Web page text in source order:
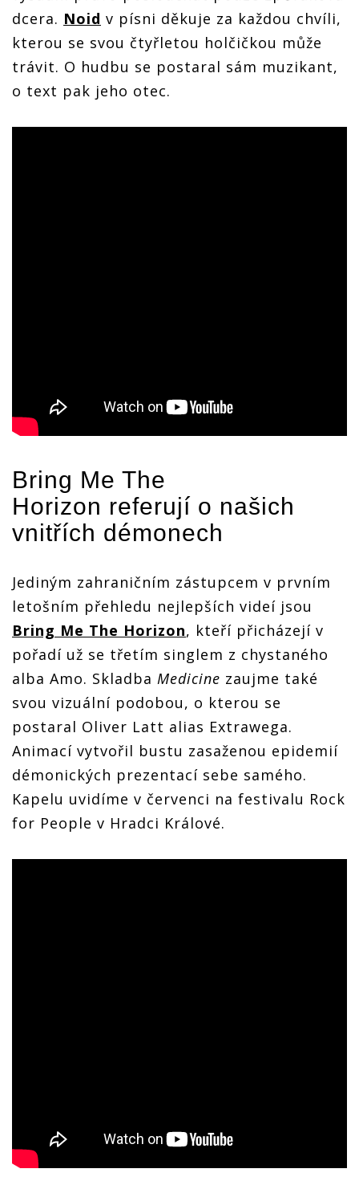
dcera. Noid v písni děkuje za každou chvíli,
kterou se svou čtyřletou holčičkou může
trávit. O hudbu se postaral sám muzikant,
o text pak jeho otec.
Bring Me The
Horizon referují o našich
vnitřích démonech
Jediným zahraničním zástupcem v prvním
letošním přehledu nejlepších videí jsou
Bring Me The Horizon, kteří přicházejí v
pořadí už se třetím singlem z chystaného
alba Amo. Skladba Medicine zaujme také
svou vizuální podobou, o kterou se
postaral Oliver Latt alias Extrawega.
Animací vytvořil bustu zasaženou epidemií
démonických prezentací sebe samého.
Kapelu uvidíme v červenci na festivalu Rock
for People v Hradci Králové.